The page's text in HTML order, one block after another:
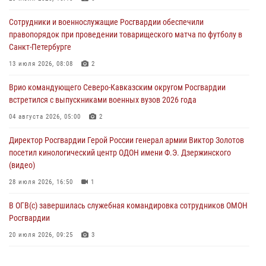
В Росгвардии завершился методический сбор с руководящим
составом военно-политических органов
07 августа 2026, 09:05
Мастер-класс по боевым искусствам провели росгвардейцы в
Херсонской области
07 августа 2026, 08:49
Сотрудники и военнослужащие Росгвардии обеспечили
правопорядок при проведении товарищеского матча по футболу в
Санкт-Петербурге
13 июля 2026, 08:08 2
Врио командующего Северо-Кавказским округом Росгвардии
встретился с выпускниками военных вузов 2026 года
04 августа 2026, 05:00 2
Директор Росгвардии Герой России генерал армии Виктор Золотов
посетил кинологический центр ОДОН имени Ф.Э. Дзержинского
(видео)
28 июля 2026, 16:50 1
В ОГВ(с) завершилась служебная командировка сотрудников ОМОН
Росгвардии
20 июля 2026, 09:25 3